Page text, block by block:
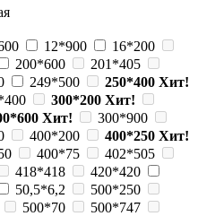
12*900
16*200
200*600
201*405
249*500 250*400 Хит!
300*200 Хит!
Хит!
300*900
400*200 400*250 Хит!
400*75
402*505
418*418
420*420
50,5*6,2
500*250
500*70
500*747